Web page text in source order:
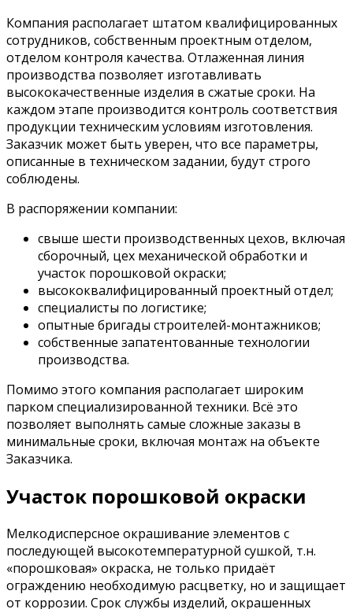
Компания располагает штатом квалифицированных
сотрудников, собственным проектным отделом,
отделом контроля качества. Отлаженная линия
производства позволяет изготавливать
высококачественные изделия в сжатые сроки. На
каждом этапе производится контроль соответствия
продукции техническим условиям изготовления.
Заказчик может быть уверен, что все параметры,
описанные в техническом задании, будут строго
соблюдены.
В распоряжении компании:
свыше шести производственных цехов, включая
сборочный, цех механической обработки и
участок порошковой окраски;
высококвалифицированный проектный отдел;
специалисты по логистике;
опытные бригады строителей-монтажников;
собственные запатентованные технологии
производства.
Помимо этого компания располагает широким
парком специализированной техники. Всё это
позволяет выполнять самые сложные заказы в
минимальные сроки, включая монтаж на объекте
Заказчика.
Участок порошковой окраски
Мелкодисперсное окрашивание элементов с
последующей высокотемпературной сушкой, т.н.
«порошковая» окраска, не только придаёт
ограждению необходимую расцветку, но и защищает
от коррозии. Срок службы изделий, окрашенных